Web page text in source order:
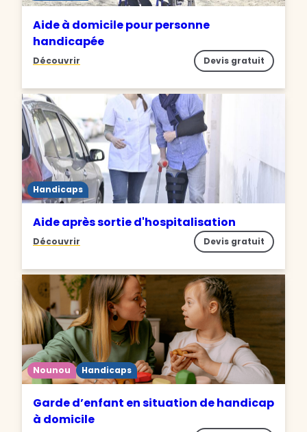
Aide à domicile pour personne
handicapée
Découvrir Devis gratuit
Handicaps
Aide après sortie d'hospitalisation
Découvrir Devis gratuit
Nounou Handicaps
Garde d’enfant en situation de handicap
à domicile